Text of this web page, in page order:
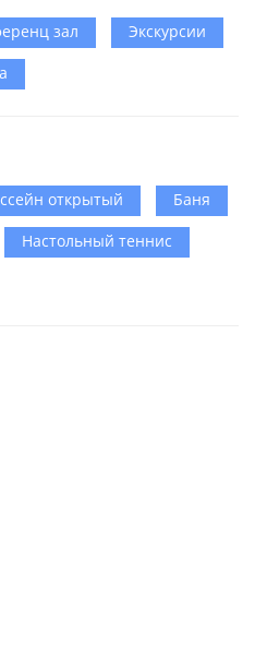
зал
Экскурсии
открытый
Баня
Настольный теннис